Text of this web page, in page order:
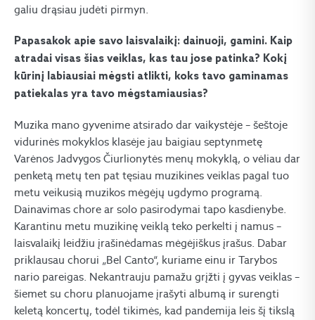
galiu drąsiau judėti pirmyn.
Papasakok apie savo laisvalaikį: dainuoji, gamini. Kaip
atradai visas šias veiklas, kas tau jose patinka? Kokį
kūrinį labiausiai mėgsti atlikti, koks tavo gaminamas
patiekalas yra tavo mėgstamiausias?
Muzika mano gyvenime atsirado dar vaikystėje – šeštoje
vidurinės mokyklos klasėje jau baigiau septynmetę
Varėnos Jadvygos Čiurlionytės menų mokyklą, o vėliau dar
penketą metų ten pat tęsiau muzikines veiklas pagal tuo
metu veikusią muzikos mėgėjų ugdymo programą.
Dainavimas chore ar solo pasirodymai tapo kasdienybe.
Karantinu metu muzikinę veiklą teko perkelti į namus –
laisvalaikį leidžiu įrašinėdamas mėgėjiškus įrašus. Dabar
priklausau chorui „Bel Canto“, kuriame einu ir Tarybos
nario pareigas. Nekantrauju pamažu grįžti į gyvas veiklas –
šiemet su choru planuojame įrašyti albumą ir surengti
keletą koncertų, todėl tikimės, kad pandemija leis šį tikslą